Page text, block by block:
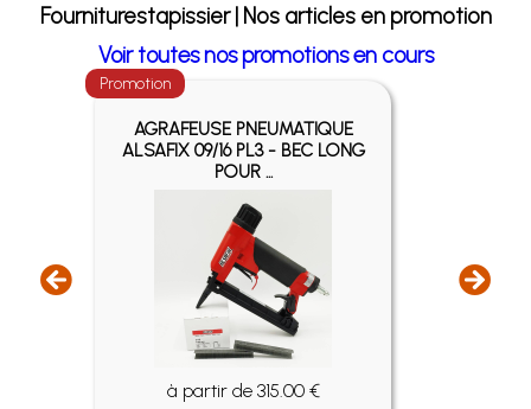
Fourniturestapissier | Nos articles en promotion
Voir toutes nos promotions en cours
AGRAFEUSE PNEUMATIQUE
ALSAFIX 09/16 PL3 - BEC LONG
POUR ...
Promotion
à partir de 315.00 €